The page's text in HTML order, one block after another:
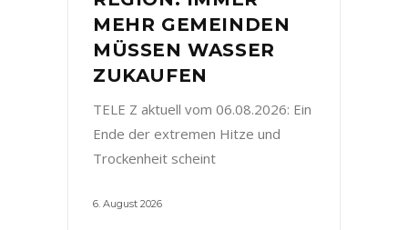
MEHR GEMEINDEN
MÜSSEN WASSER
ZUKAUFEN
TELE Z aktuell vom 06.08.2026: Ein
Ende der extremen Hitze und
Trockenheit scheint
6. August 2026